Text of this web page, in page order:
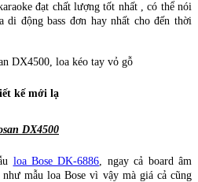
đạt chất lượng tốt nhất , có thể nói
động bass đơn hay nhất cho đến thời
kế mới lạ
DX4500
loa Bose DK-6886 , ngay cả board âm
mẫu loa Bose vì vậy mà giá cả cũng